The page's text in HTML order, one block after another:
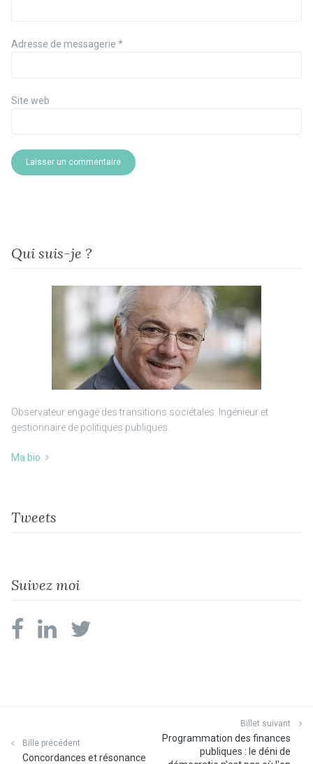
Adresse de messagerie *
Site web
Qui suis-je ?
Observateur engagé des transitions sociétales. Ingénieur et
gestionnaire de politiques publiques.
Ma bio
Tweets
Suivez moi
facebooklinkedin
Bille précédent
Concordances et résonance
Billet suivant
Programmation des finances
publiques : le déni de